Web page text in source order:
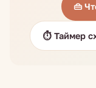
👜
⏱️ Таймер